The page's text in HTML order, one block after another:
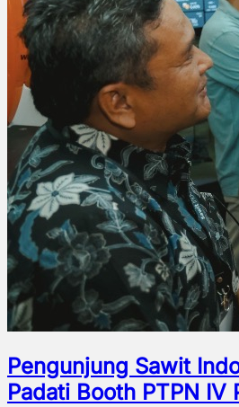
Pengunjung Sawit
Padati Booth PTPN IV